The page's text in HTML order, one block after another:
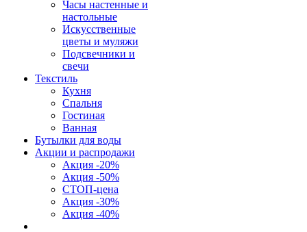
Часы настенные и
настольные
Искусственные
цветы и муляжи
Подсвечники и
свечи
Текстиль
Кухня
Спальня
Гостиная
Ванная
Бутылки для воды
Акции и распродажи
Акция -20%
Акция -50%
СТОП-цена
Акция -30%
Акция -40%